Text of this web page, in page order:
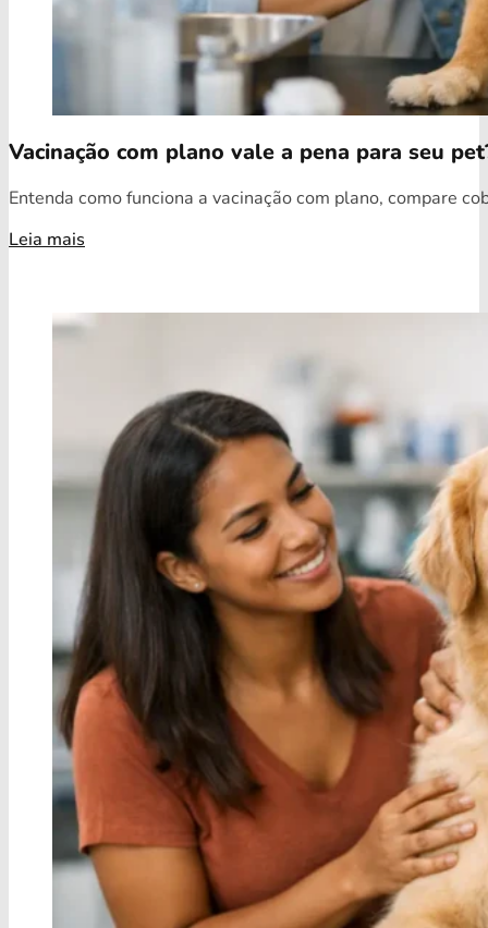
Vacinação com plano vale a pena para seu
Entenda como funciona a vacinação com plano, compare
Leia mais